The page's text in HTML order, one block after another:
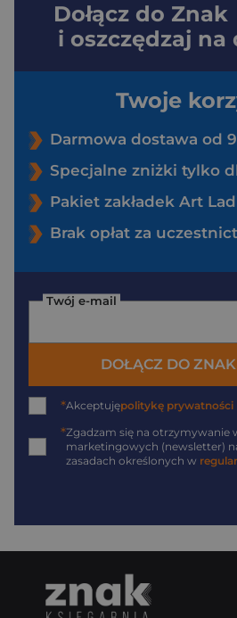
Dołącz do Znak
i oszczędzaj na
Twoje
Darmowa dostawa od
Specjalne zniżki tylko
Pakiet zakładek Art
Brak opłat za
Twój e-mail
DOŁĄCZ DO
*Akceptujępolitykę prywatności
*Zgadzam się na otrzymywanie
marketingowych (newsletter)
zasadach określonych w